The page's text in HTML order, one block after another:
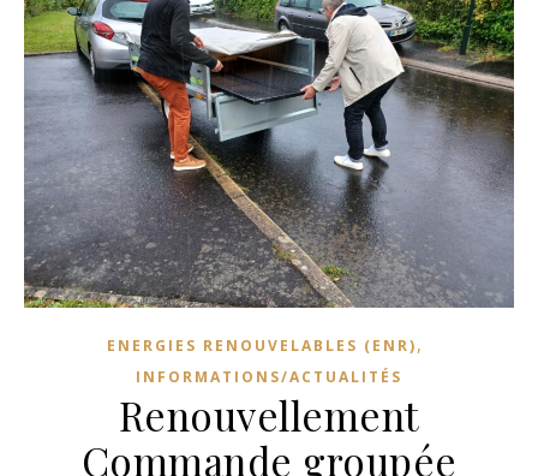
ENERGIES RENOUVELABLES (ENR),
INFORMATIONS/ACTUALITÉS
Renouvellement
Commande groupée